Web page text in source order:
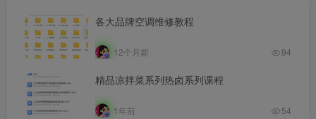
各大品牌空调维修教程
12个月前 94
精品凉拌菜系列热卤系列课程
1年前 54